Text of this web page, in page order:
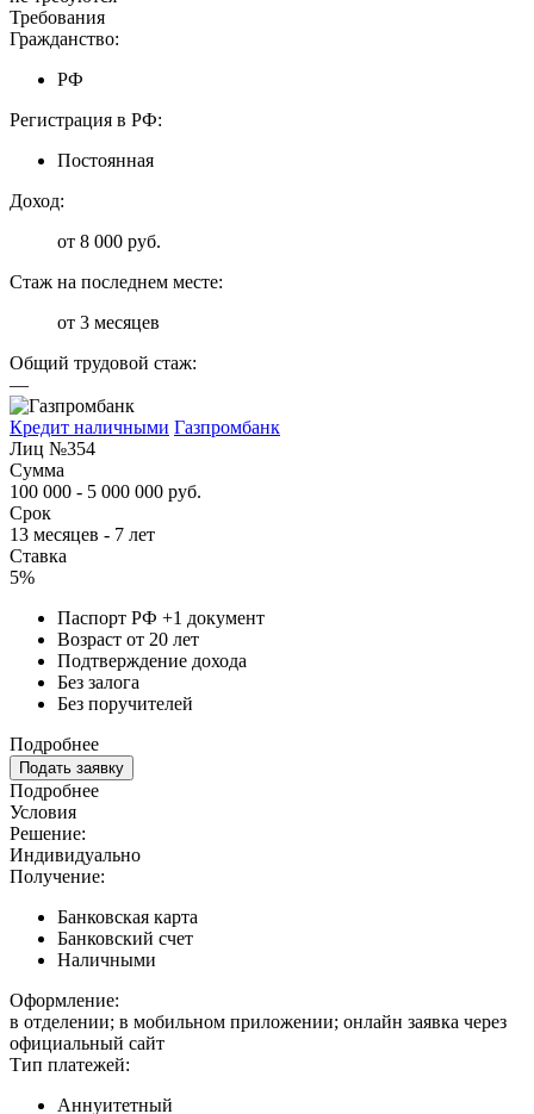
Требования
Гражданство:
РФ
Регистрация в РФ:
Постоянная
Доход:
от 8 000 руб.
Стаж на последнем месте:
от 3 месяцев
Общий трудовой стаж:
—
Кредит наличными Газпромбанк
Лиц №354
Сумма
100 000 - 5 000 000 руб.
Срок
13 месяцев - 7 лет
Ставка
5%
Паспорт РФ +1 документ
Возраст от 20 лет
Подтверждение дохода
Без залога
Без поручителей
Подробнее
Подать заявку
Подробнее
Условия
Решение:
Индивидуально
Получение:
Банковская карта
Банковский счет
Наличными
Оформление:
в отделении; в мобильном приложении; онлайн заявка через
официальный сайт
Тип платежей:
Аннуитетный